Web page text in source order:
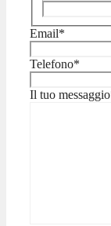
Email*
Telefono*
Il tuo messaggio